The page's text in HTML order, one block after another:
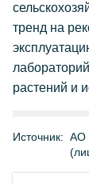
тренд на
растений и
Источник: АО